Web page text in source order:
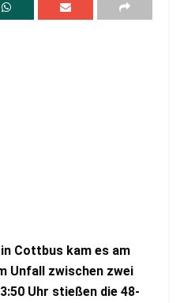
Cottbus kam es am
Unfall zwischen zwei
Uhr stießen die 48-